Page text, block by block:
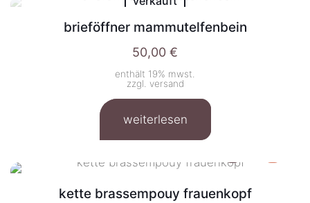
brieföffner mammutelfenbein
50,00 €
enthält 19% mwst.
zzgl. versand
weiterlesen
kette brassempouy frauenkopf